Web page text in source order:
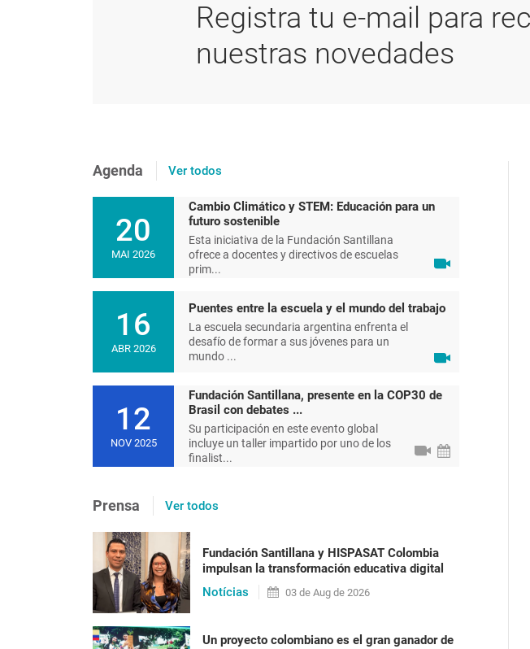
Registra tu e-mail para
nuestras novedades
Agenda Ver todos
20
MAI 2026
Cambio Climático y STEM: Educación para un
futuro sostenible
Esta iniciativa de la Fundación Santillana
ofrece a docentes y directivos de escuelas
prim...
16
ABR 2026
Puentes entre la escuela y el mundo del trabajo
La escuela secundaria argentina enfrenta el
desafío de formar a sus jóvenes para un
mundo ...
12
NOV 2025
Fundación Santillana, presente en la COP30 de
Brasil con debates ...
Su participación en este evento global
incluye un taller impartido por uno de los
finalist...
Prensa Ver todos
Fundación Santillana y HISPASAT Colombia
impulsan la transformación educativa digital
Notícias
03 de Aug de 2026
Un proyecto colombiano es el gran ganador de
[en portugués] Após 20 anos, uma lei que
precisa ser posta em prática para combater o
racismo
Nilma Lino Gomes Em 2023 o Brasil vai alcançar a marca de 220 milhões de
habitantes, a maioria formada por pessoas negras (56%). Mas, mesmo após
anos do fim do reg[...]